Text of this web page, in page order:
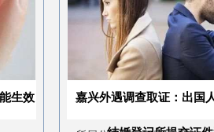
嘉兴外遇调查取证：出国人员、华侨办理